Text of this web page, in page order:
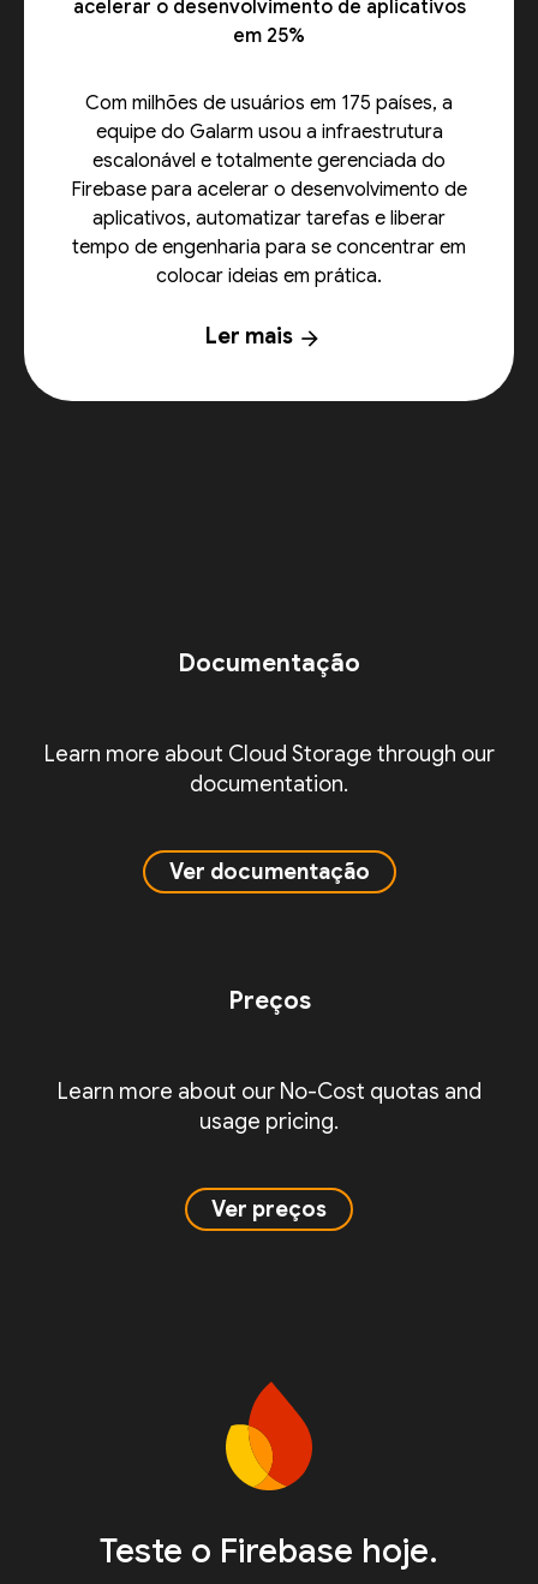
acelerar o desenvolvimento de aplicativos
em 25%
Com milhões de usuários em 175 países, a
equipe do Galarm usou a infraestrutura
escalonável e totalmente gerenciada do
Firebase para acelerar o desenvolvimento de
aplicativos, automatizar tarefas e liberar
tempo de engenharia para se concentrar em
colocar ideias em prática.
Ler mais arrow_forward
Documentação
Learn more about Cloud Storage through our
documentation.
Ver documentação
Preços
Learn more about our No-Cost quotas and
usage pricing.
Ver preços
Teste o Firebase hoje.